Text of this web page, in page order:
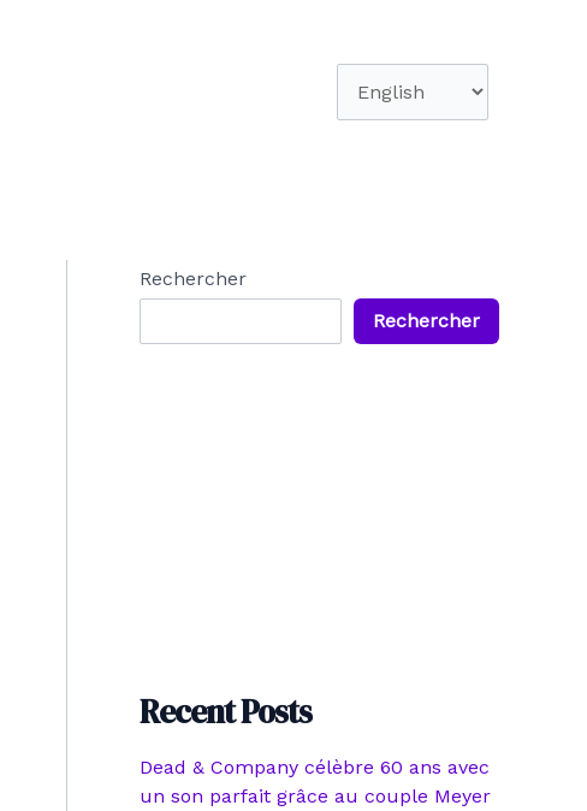
Rechercher
Rechercher
Recent Posts
Dead & Company célèbre 60 ans avec
un son parfait grâce au couple Meyer